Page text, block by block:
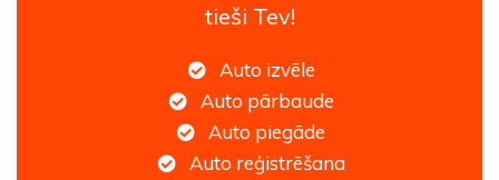
tieši Tev!
Auto izvēle
Auto pārbaude
Auto piegāde
Auto reģistrēšana